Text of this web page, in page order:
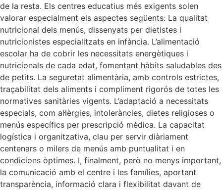
de la resta. Els centres educatius més exigents solen
valorar especialment els aspectes següents: La qualitat
nutricional dels menús, dissenyats per dietistes i
nutricionistes especialitzats en infància. L’alimentació
escolar ha de cobrir les necessitats energètiques i
nutricionals de cada edat, fomentant hàbits saludables des
de petits. La seguretat alimentària, amb controls estrictes,
traçabilitat dels aliments i compliment rigorós de totes les
normatives sanitàries vigents. L’adaptació a necessitats
especials, com al·lèrgies, intoleràncies, dietes religioses o
menús específics per prescripció mèdica. La capacitat
logística i organitzativa, clau per servir diàriament
centenars o milers de menús amb puntualitat i en
condicions òptimes. I, finalment, però no menys important,
la comunicació amb el centre i les famílies, aportant
transparència, informació clara i flexibilitat davant de